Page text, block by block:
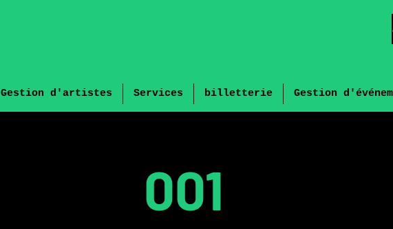
Gestion d'artistes Services billetterie Gestion
001